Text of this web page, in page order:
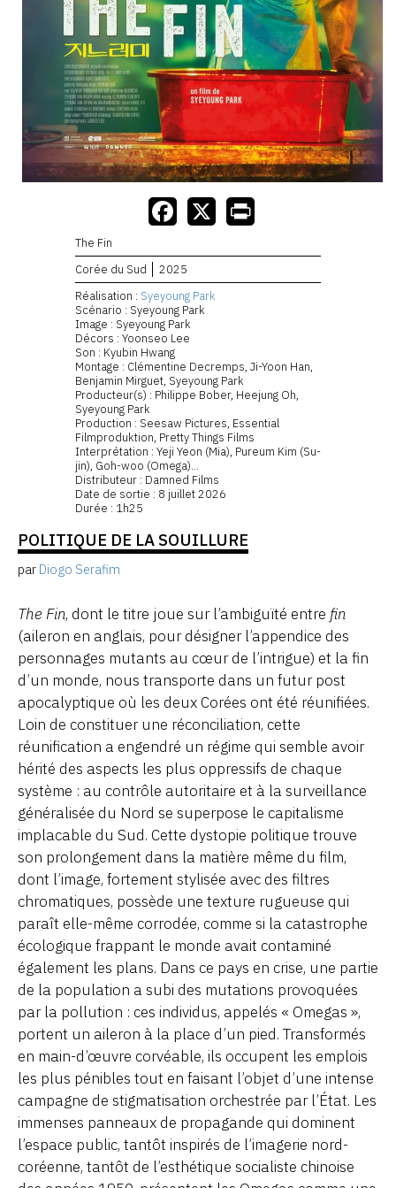
The Fin
Corée du Sud
2025
Réalisation : Syeyoung Park
Scénario : Syeyoung Park
Image : Syeyoung Park
Décors : Yoonseo Lee
Son : Kyubin Hwang
Montage : Clémentine Decremps, Ji-Yoon Han,
Benjamin Mirguet, Syeyoung Park
Producteur(s) : Philippe Bober, Heejung Oh,
Syeyoung Park
Production : Seesaw Pictures, Essential
Filmproduktion, Pretty Things Films
Interprétation : Yeji Yeon (Mia), Pureum Kim (Su-
jin), Goh-woo (Omega)...
Distributeur : Damned Films
Date de sortie : 8 juillet 2026
Durée : 1h25
POLITIQUE DE LA SOUILLURE
par Diogo Serafim
The Fin, dont le titre joue sur l’ambiguïté entre fin
(aileron en anglais, pour désigner l’appendice des
personnages mutants au cœur de l’intrigue) et la fin
d’un monde, nous transporte dans un futur post
apocalyptique où les deux Corées ont été réunifiées.
Loin de constituer une réconciliation, cette
réunification a engendré un régime qui semble avoir
hérité des aspects les plus oppressifs de chaque
système : au contrôle autoritaire et à la surveillance
généralisée du Nord se superpose le capitalisme
implacable du Sud. Cette dystopie politique trouve
son prolongement dans la matière même du film,
dont l’image, fortement stylisée avec des filtres
chromatiques, possède une texture rugueuse qui
paraît elle-même corrodée, comme si la catastrophe
écologique frappant le monde avait contaminé
également les plans. Dans ce pays en crise, une partie
de la population a subi des mutations provoquées
par la pollution : ces individus, appelés « Omegas »,
portent un aileron à la place d’un pied. Transformés
en main-d’œuvre corvéable, ils occupent les emplois
les plus pénibles tout en faisant l’objet d’une intense
campagne de stigmatisation orchestrée par l’État. Les
immenses panneaux de propagande qui dominent
l’espace public, tantôt inspirés de l’imagerie nord-
coréenne, tantôt de l’esthétique socialiste chinoise